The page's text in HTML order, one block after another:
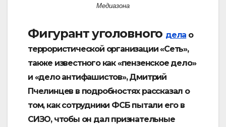
Медиазона
Фигурант уголовного дела о
террористической организации «Сеть»,
также известного как «пензенское дело»
и «дело антифашистов», Дмитрий
Пчелинцев в подробностях рассказал о
том, как сотрудники ФСБ пытали его в
СИЗО, чтобы он дал признательные